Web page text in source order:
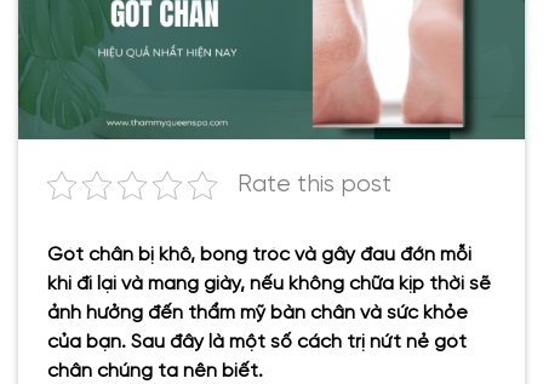
Rate this post
Gót chân bị khô, bong tróc và gây đau đớn mỗi
khi đi lại và mang giày, nếu không chữa kịp thời sẽ
ảnh hưởng đến thẩm mỹ bàn chân và sức khỏe
của bạn. Sau đây là một số cách trị nứt nẻ gót
chân chúng ta nên biết.